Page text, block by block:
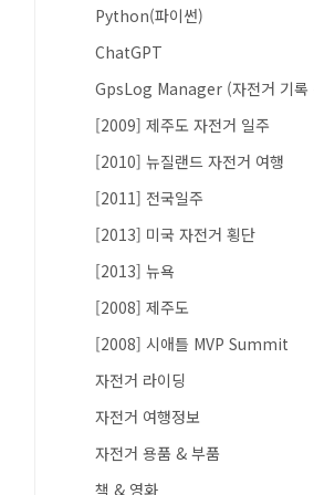
Python(파이썬)
ChatGPT
GpsLog Manager (자전거 기록
[2009] 제주도 자전거 일주
[2010] 뉴질랜드 자전거 여행
[2011] 전국일주
[2013] 미국 자전거 횡단
[2013] 뉴욕
[2008] 제주도
[2008] 시애틀 MVP Summit
자전거 라이딩
자전거 여행정보
자전거 용품 & 부품
책 & 영화